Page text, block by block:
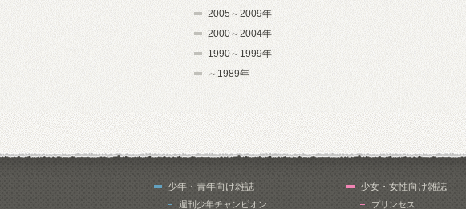
2005～2009年
2000～2004年
1990～1999年
～1989年
少年・青年向け雑誌
週刊少年チャンピオン
少女・女性向け雑誌
プリンセス